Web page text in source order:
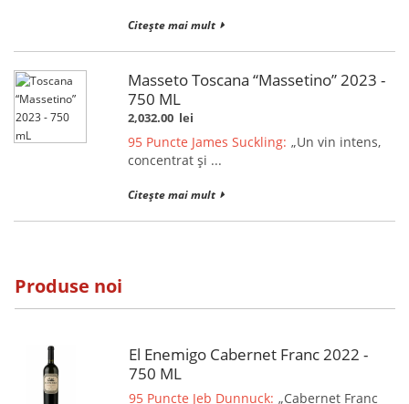
Citește mai mult
Masseto Toscana “Massetino” 2023 -
750 ML
2,032.00 lei
95 Puncte James Suckling: „Un vin intens,
concentrat și ...
Citește mai mult
Produse noi
El Enemigo Cabernet Franc 2022 -
750 ML
95 Puncte Jeb Dunnuck: „Cabernet Franc